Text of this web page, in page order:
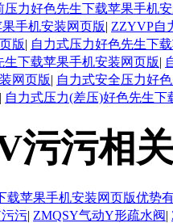
压力好色先生下载苹果手机
手机安装网页版| ZZYVP自
版| 自力式压力好色先生下
生下载苹果手机安装网页版|
网页版| 自力式安全压力好
| 自力式压力(差压)好色先生
污污相
载苹果手机安装网页版优势
污| ZMQSY气动Y形疏水阀|